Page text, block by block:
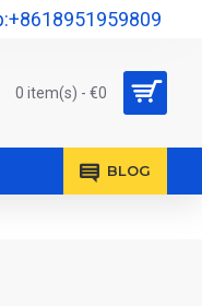
0 item(s) - €0
BLOG